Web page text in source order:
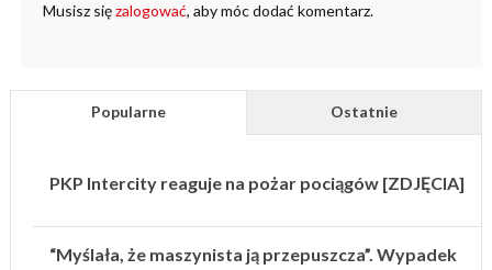
Musisz sięzalogować, aby móc dodać komentarz.
Popularne Ostatnie
PKP Intercity reaguje na pożar pociągów [ZDJĘCIA]
“Myślała, że maszynista ją przepuszcza”. Wypadek